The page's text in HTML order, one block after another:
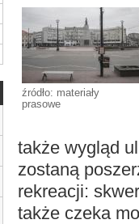
źródło: materiały
prasowe
także wygląd
zostaną
rekreacji:
także czeka